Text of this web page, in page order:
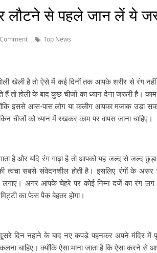
लौटने से पहले जान लें ये
Top News
खेली है तो ऐसे में कई दिनों तक आपके शरीर से रंग
तो होली के बाद कुछ चीजों का ध्यान देना जरूरी है।
इससे आस-पास लोग या कलीग आपका मजाक उड़ा
चीजों को ध्यान में रखकर काम पर वापस जाना चाहिए।
है और यदि रंग गाढ़ा है तो आपको यह जल्द से जल्द
त्वचा सबसे संवेदनशील होती है। इसलिए रंगों के
अगर आपके चेहरे पर कोई निम्न दर्जे का रंग लग
मिट्टी का फेस पैक बेहतर होगा।
दिन नहाने के बाद नए कपड़े पहनकर अपने मंदिर में
चाहिए। क्योंकि ऐसा माना जाता है कि ऐसा करने से